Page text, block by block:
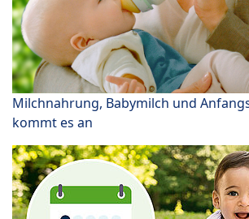
Milchnahrung, Babymilch und
kommt es an